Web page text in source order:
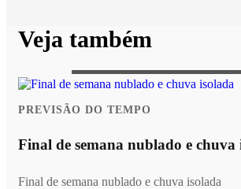
Veja também
PREVISÃO DO TEMPO
Final de semana nublado e chuva
Final de semana nublado e chuva isolada